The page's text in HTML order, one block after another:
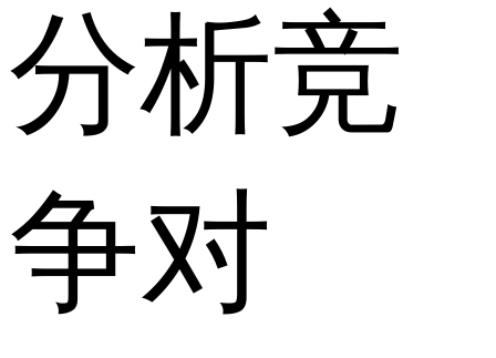
分析竞
争对